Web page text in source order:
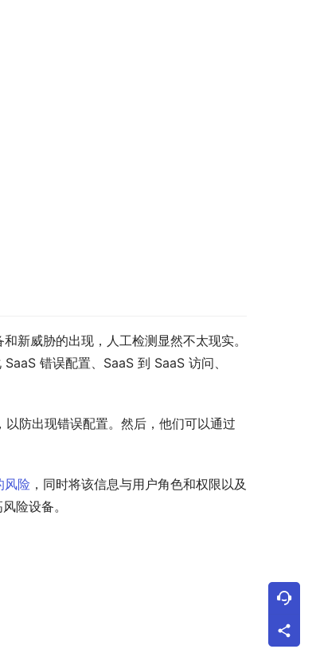
新威胁的出现，人工检测显然不太现实。
错误配置、SaaS 到 SaaS 访问、
防出现错误配置。然后，他们可以通过
风险 ，同时将该信息与用户角色和权限以及
险设备。